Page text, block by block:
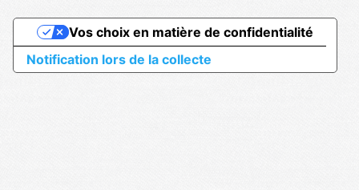
Notification lors de la collecte
Vos choix en matière de confidentialité